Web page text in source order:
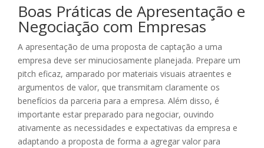
Boas Práticas de Apresentação e
Negociação com Empresas
A apresentação de uma proposta de captação a uma
empresa deve ser minuciosamente planejada. Prepare um
pitch eficaz, amparado por materiais visuais atraentes e
argumentos de valor, que transmitam claramente os
benefícios da parceria para a empresa. Além disso, é
importante estar preparado para negociar, ouvindo
ativamente as necessidades e expectativas da empresa e
adaptando a proposta de forma a agregar valor para